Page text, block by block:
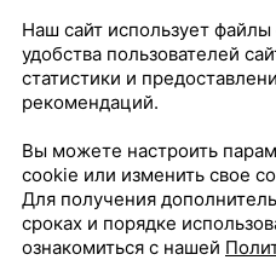
10 мг×60
Наш сайт использует
удобства пользователей
статистики и
рекомендаций.
Вы можете настроить
cookie или изменить свое
Для получения
сроках и порядке
ознакомиться с нашей